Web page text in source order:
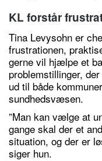
KL forstår
Tina Levysohn er
frustrationen,
gerne vil hjælpe et
problemstillinger,
ud til både
sundhedsvæsen.
”Man kan vælge at
gange skal der et
situation, og der er
siger hun.